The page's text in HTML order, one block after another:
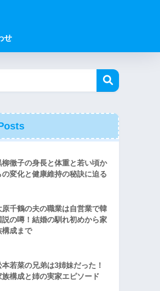
せ
柳徹子の身長と体重と若い頃か
の変化と健康維持の秘訣に迫る
原千鶴の夫の職業は自営業で韓
説の噂！結婚の馴れ初めから家
構成まで
本若菜の兄弟は3姉妹だった！
族構成と姉の実家エピソード